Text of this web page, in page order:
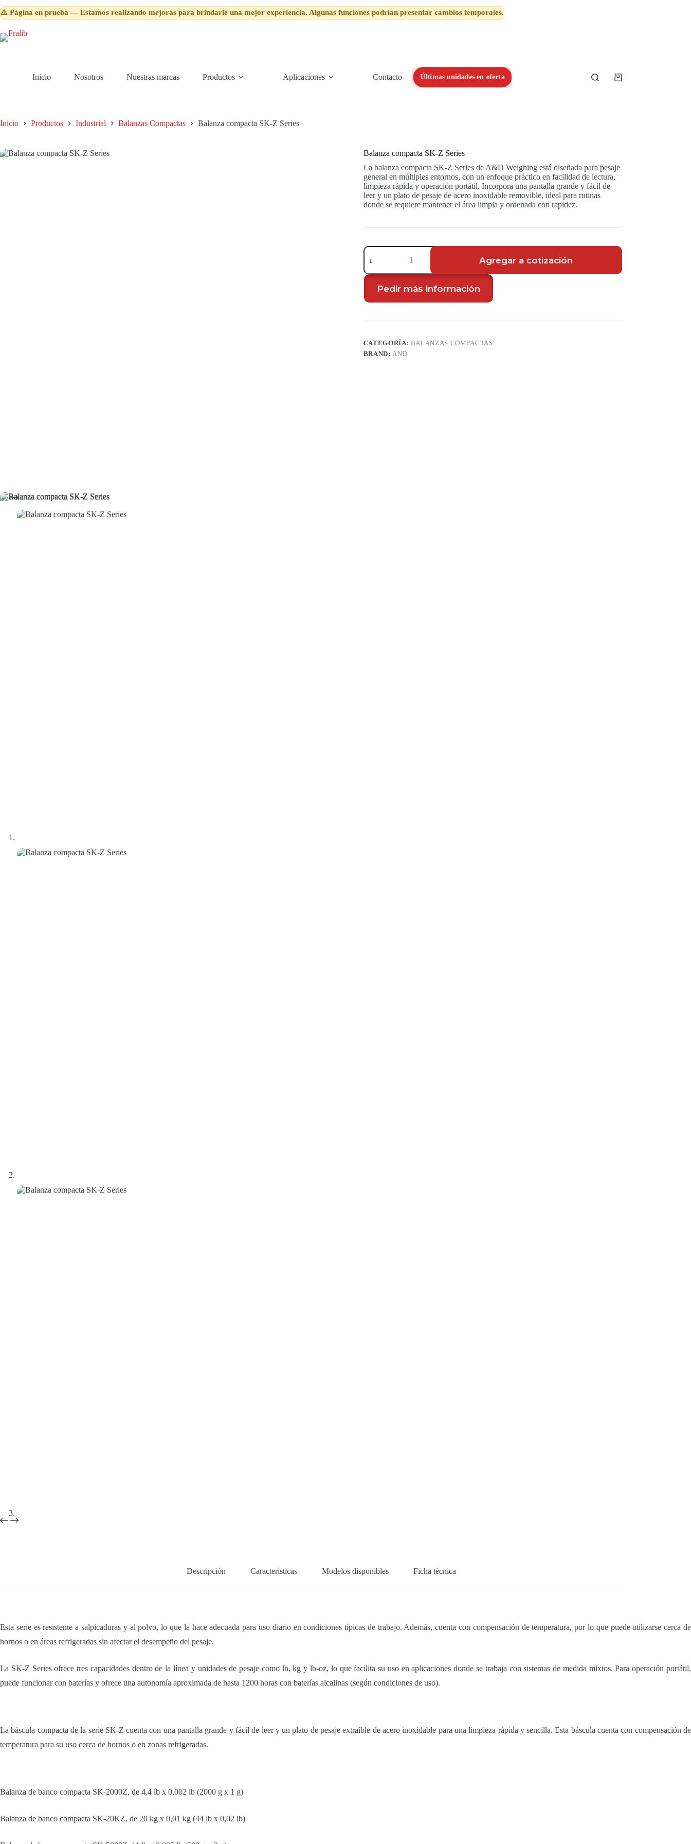
al
contenido
Series
cantidad
⚠️ Página en prueba — Estamos realizando mejoras para brindarle una mejor experiencia. Algunas funciones podrían presentar cambios temporales.
Inicio Nosotros Nuestras marcas Productos Aplicaciones Contacto Últimas unidades en oferta
Shopping
Inicio Productos Industrial Balanzas Compactas Balanza compacta SK-Z Series
Balanza compacta SK-Z Series
La balanza compacta SK-Z Series de A&D Weighing está diseñada para pesaje
general en múltiples entornos, con un enfoque práctico en facilidad de lectura,
limpieza rápida y operación portátil. Incorpora una pantalla grande y fácil de
leer y un plato de pesaje de acero inoxidable removible, ideal para rutinas
donde se requiere mantener el área limpia y ordenada con rapidez.
Balanza
compacta
Z
Series
cantidad
Agregar a cotización
Pedir más información
CATEGORÍA: BALANZAS COMPACTAS
BRAND:AND
Descripción Características Modelos disponibles Ficha técnica
Esta serie es resistente a salpicaduras y al polvo, lo que la hace adecuada para uso diario en condiciones típicas de trabajo. Además, cuenta con compensación de temperatura, por lo que puede utilizarse cerca de
hornos o en áreas refrigeradas sin afectar el desempeño del pesaje.
La SK-Z Series ofrece tres capacidades dentro de la línea y unidades de pesaje como lb, kg y lb-oz, lo que facilita su uso en aplicaciones donde se trabaja con sistemas de medida mixtos. Para operación portátil,
puede funcionar con baterías y ofrece una autonomía aproximada de hasta 1200 horas con baterías alcalinas (según condiciones de uso).
La báscula compacta de la serie SK-Z cuenta con una pantalla grande y fácil de leer y un plato de pesaje extraíble de acero inoxidable para una limpieza rápida y sencilla. Esta báscula cuenta con compensación de
temperatura para su uso cerca de hornos o en zonas refrigeradas.
Balanza de banco compacta SK-2000Z, de 4,4 lb x 0,002 lb (2000 g x 1 g)
Balanza de banco compacta SK-20KZ, de 20 kg x 0,01 kg (44 lb x 0,02 lb)